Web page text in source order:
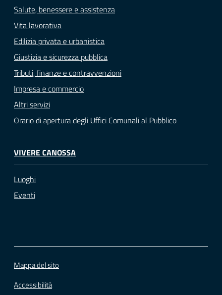
Salute, benessere e assistenza
Vita lavorativa
Edilizia privata e urbanistica
Giustizia e sicurezza pubblica
Tributi, finanze e contravvenzioni
Impresa e commercio
Altri servizi
Orario di apertura degli Uffici Comunali al Pubblico
VIVERE CANOSSA
Luoghi
Eventi
Mappa del sito
Accessibilità